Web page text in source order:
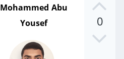
0
Mohammed Abu
Yousef